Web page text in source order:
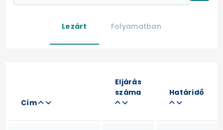
Lezárt Folyamatban
Cím
Eljárás
száma
Határidő